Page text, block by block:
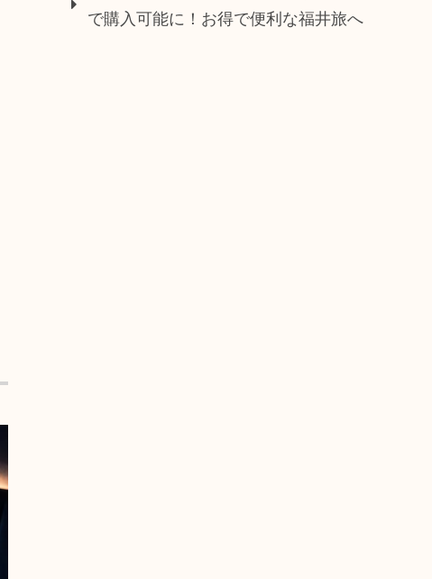
で購入可能に！お得で便利な福井旅へ